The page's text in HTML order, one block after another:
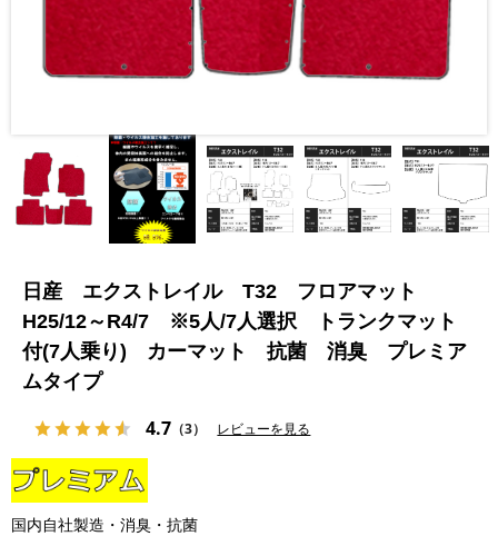
日産 エクストレイル T32 フロアマット
H25/12～R4/7 ※5人/7人選択 トランクマット
付(7人乗り) カーマット 抗菌 消臭 プレミア
ムタイプ
4.7 （3） レビューを見る
国内自社製造・消臭・抗菌